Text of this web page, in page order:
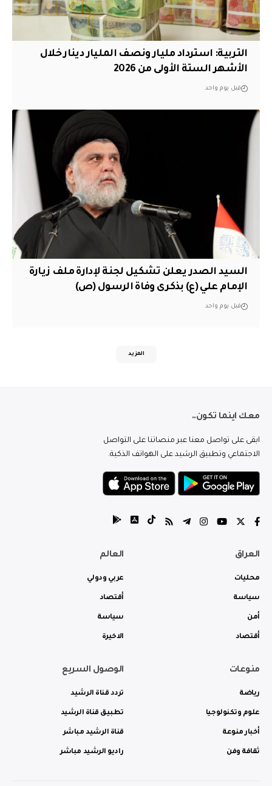
التربية: استرداد مليار ونصف المليار دينار خلال
الأشهر الستة الأولى من 2026
قبل يوم واحد
السيد الصدر يعلن تشكيل لجنة لإدارة ملف زيارة
الإمام علي (ع) بذكرى وفاة الرسول (ص)
قبل يوم واحد
المزيد
معك اينما تكون..
ابقى على تواصل معنا عبر منصاتنا على التواصل
الاجتماعي وتطبيق الرشيد على الهواتف الذكية.
العراق
محليات
سياسة
أمن
أقتصاد
العالم
عربي ودولي
أقتصاد
سياسة
الاخيرة
منوعات
رياضة
علوم وتكنولوجيا
أخبار منوعة
ثقافة وفن
الوصول السريع
تردد قناة الرشيد
تطبيق قناة الرشيد
قناة الرشيد مباشر
راديو الرشيد مباشر